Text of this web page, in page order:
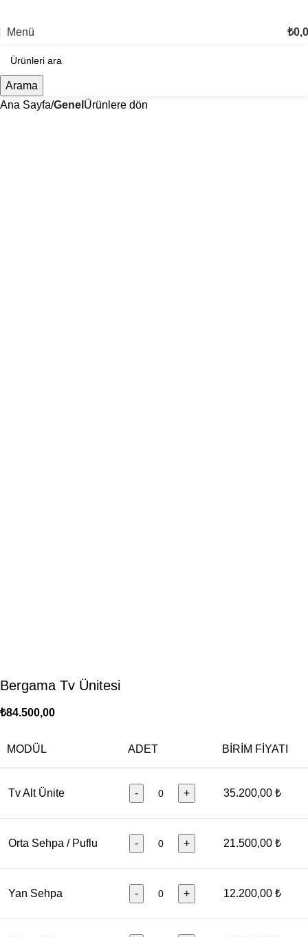
Menü
₺
Arama
Ana Sayfa Genel Ürünlere dön
Bergama Tv Ünitesi
₺84.500,00
MODÜL ADET BIRIM FIYATI
Tv Alt Ünite - + 35.200,00 ₺
Orta Sehpa / Puflu - + 21.500,00 ₺
Yan Sehpa - + 12.200,00 ₺